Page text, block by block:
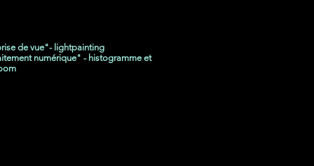
de vue"- lightpainting
numérique" - histogramme et